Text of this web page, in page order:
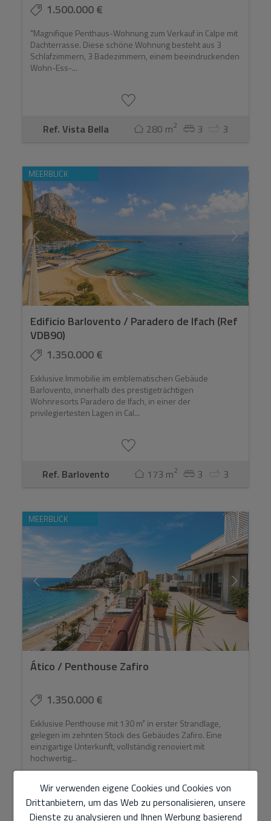
1.500.000 €
"Magnifique Penthaus-Wohnung zum Verkauf in Calpe mit
Dachterrasse. Diese schöne Wohnung besteht aus 3
Schlafzimmern, 3 Badezimmern, einem beeindruckenden
Wohn-Ess-...
Ref. Vista Bella 280 m2 3 3
MEERBLICK
Edificio Barlovento / Paradero de Ifach (Ref
VDB90)
1.350.000 €
Exklusive Immobilie im emblematischen Gebäude
Barlovento, innerhalb des prestigeträchtigen
Wohnresorts Paradero de Ifach, in einer der
privilegiertesten Lagen in Cal...
Ref. Barlovento 173 m2 3 3
MEERBLICK
Ático / Penthouse Zafiro
1.350.000 €
Exklusive Penthouse mit 130 m² in erster Strandlage,
gelegen im zehnten Stock des Gebäudes Zafiro. Eine
einzigartige Unterkunft, vollständig renoviert mit
hochwertig...
2
Wir verwenden eigene Cookies und Cookies von
Drittanbietern, um das Web zu personalisieren, unsere
Dienste zu analysieren und Ihnen Werbung basierend